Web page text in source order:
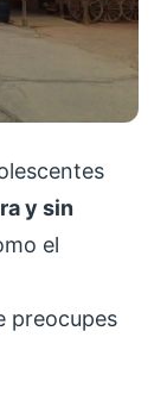
y sin
el
preocupes